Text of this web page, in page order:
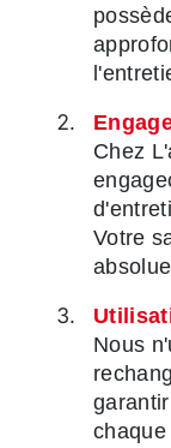
Chez
Votre
Nous